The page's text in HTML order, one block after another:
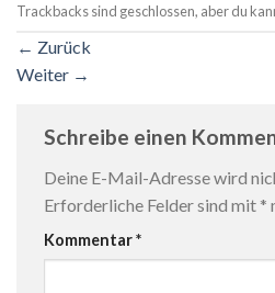
Trackbacks sind geschlossen, aber du
← Zurück
Weiter →
Schreibe einen
Deine E-Mail-Adresse wird
Erforderliche Felder sind mit *
Kommentar*